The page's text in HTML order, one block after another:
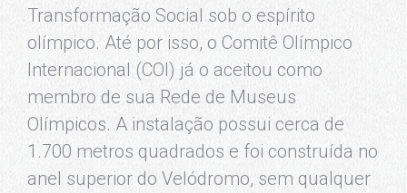
Transformação Social sob o espírito
olímpico. Até por isso, o Comitê Olímpico
Internacional (COI) já o aceitou como
membro de sua Rede de Museus
Olímpicos. A instalação possui cerca de
1.700 metros quadrados e foi construída no
anel superior do Velódromo, sem qualquer